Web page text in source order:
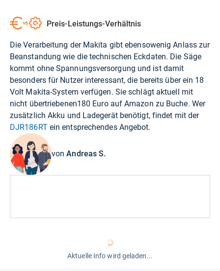
Preis-Leistungs-Verhältnis
Die Verarbeitung der Makita gibt ebensowenig Anlass zur
Beanstandung wie die technischen Eckdaten. Die Säge
kommt ohne Spannungsversorgung und ist damit
besonders für Nutzer interessant, die bereits über ein 18
Volt Makita-System verfügen. Sie schlägt aktuell mit
nicht übertriebenen180 Euro auf Amazon zu Buche. Wer
zusätzlich Akku und Ladegerät benötigt, findet mit der
DJR186RTein entsprechendes Angebot.
vonAndreas S.
Aktuelle Info wird geladen...